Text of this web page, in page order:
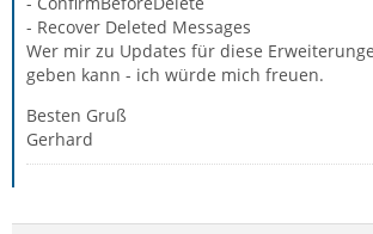
- Recover Deleted Messages
Wer mir zu Updates für diese
geben kann - ich würde mich freuen.
Besten Gruß
Gerhard